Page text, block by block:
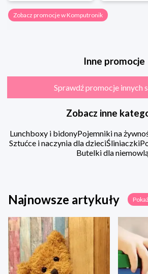
Zobacz promocje w Komputronik
Inne promocje
Sprawdź promocje innych
Zobacz inne
Lunchboxy i bidonyPojemniki na
Sztućce i naczynia dla dzieciŚliniaczki
Butelki dla
Najnowsze artykuły